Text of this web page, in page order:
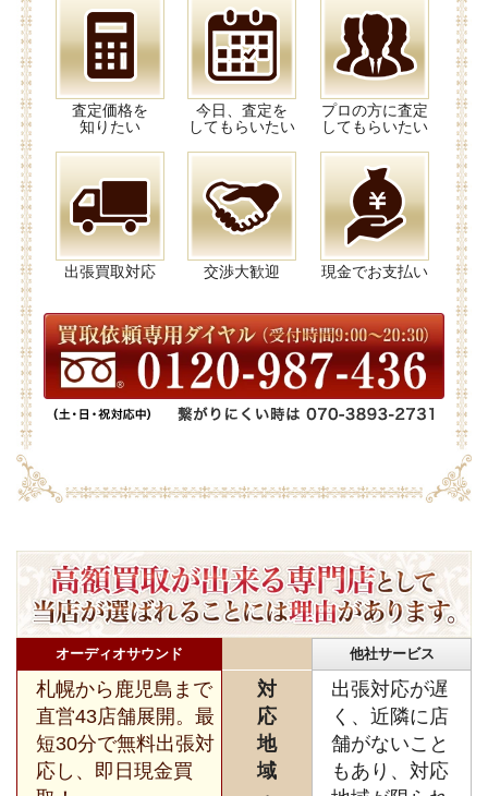
査定価格を
知りたい
今日、査定を
してもらいたい
プロの方に査定
してもらいたい
出張買取対応 交渉大歓迎 現金でお支払い
オーディオサウンド 他社サービス
札幌から鹿児島まで
直営43店舗展開。最
短30分で無料出張対
応し、即日現金買
対
応
地
域
出張対応が遅
く、近隣に店
舗がないこと
もあり、対応